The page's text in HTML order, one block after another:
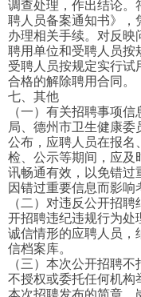
调查处理，作出结论。
聘人员备案通知书》，
办理相关手续。对反映
聘用单位和受聘人员按
受聘人员按规定实行试
合格的解除聘用合同。
七、其他
（一）有关招聘事项
局、德州市卫生健康
公布，应聘人员在报名
检、公示等期间，应及
讯畅通有效，以免错过
因错过重要信息而影响
（二）对违反公开招
开招聘违纪违规行为处
诚信情形的应聘人员，
信档案库。
（三）本次公开招聘
不授权或委托任何机构